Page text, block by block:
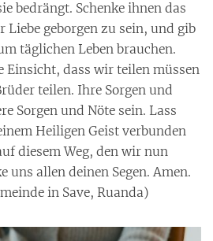
bedrängt. Schenke ihnen das
Liebe geborgen zu sein, und gib
täglichen Leben brauchen.
Einsicht, dass wir teilen müssen
teilen. Ihre Sorgen und
Sorgen und Nöte sein. Lass
Heiligen Geist verbunden
diesem Weg, den wir nun
uns allen deinen Segen. Amen.
in Save, Ruanda)